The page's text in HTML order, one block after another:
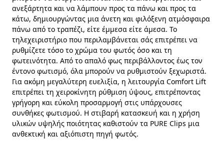
ανεξάρτητα και να λάμπουν προς τα πάνω και προς τα
κάτω, δημιουργώντας μια άνετη και φιλόξενη ατμόσφαιρα
πάνω από το τραπέζι, είτε έμμεσα είτε άμεσα. Το
τηλεχειριστήριο που περιλαμβάνεται σάς επιτρέπει να
ρυθμίζετε τόσο το χρώμα του φωτός όσο και τη
φωτεινότητα. Από το απαλό φως περιβάλλοντος έως τον
έντονο φωτισμό, όλα μπορούν να ρυθμιστούν ξεχωριστά.
Για ακόμη μεγαλύτερη ευελιξία, η λειτουργία Comfort Lift
επιτρέπει τη χειροκίνητη ρύθμιση ύψους, επιτρέποντας
γρήγορη και εύκολη προσαρμογή στις υπάρχουσες
συνθήκες φωτισμού. Η στιβαρή κατασκευή και η χρήση
υλικών υψηλής ποιότητας καθιστούν τα PURE Clips μια
ανθεκτική και αξιόπιστη πηγή φωτός.